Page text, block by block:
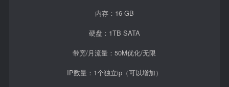
内存：16 GB
硬盘：1TB SATA
带宽/月流量：50M优化/无限
IP数量：1个独立ip（可以增加）